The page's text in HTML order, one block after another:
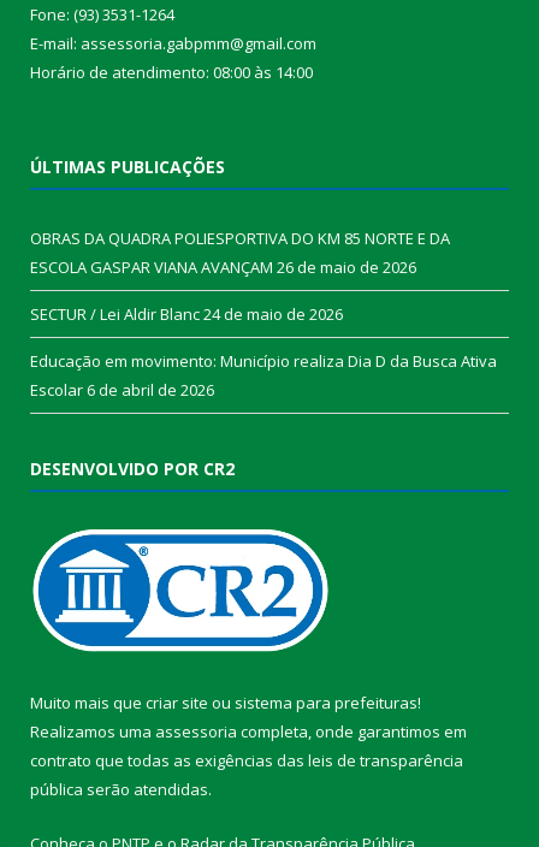
Fone: (93) 3531-1264
E-mail: assessoria.gabpmm@gmail.com
Horário de atendimento: 08:00 às 14:00
ÚLTIMAS PUBLICAÇÕES
OBRAS DA QUADRA POLIESPORTIVA DO KM 85 NORTE E DA
ESCOLA GASPAR VIANA AVANÇAM 26 de maio de 2026
SECTUR / Lei Aldir Blanc24 de maio de 2026
Educação em movimento: Município realiza Dia D da Busca Ativa
Escolar6 de abril de 2026
DESENVOLVIDO POR CR2
Muito mais que criar site ou sistema para prefeituras!
Realizamos uma assessoria completa, onde garantimos em
contrato que todas as exigências das leis de transparência
pública serão atendidas.